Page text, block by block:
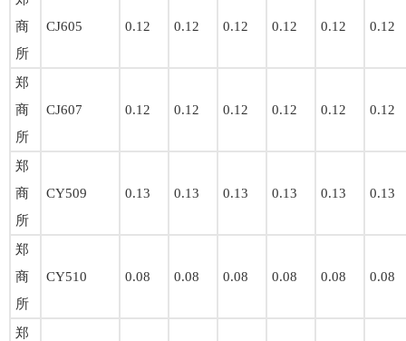
商
所
CJ605 0.12 0.12 0.12 0.12 0.12 0.12
郑
商
所
CJ607 0.12 0.12 0.12 0.12 0.12 0.12
郑
商
所
CY509 0.13 0.13 0.13 0.13 0.13 0.13
郑
商
所
CY510 0.08 0.08 0.08 0.08 0.08 0.08
郑